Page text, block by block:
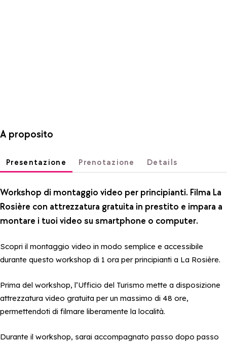
A proposito
Presentazione Prenotazione Details
Workshop di montaggio video per principianti. Filma La
Rosière con attrezzatura gratuita in prestito e impara a
montare i tuoi video su smartphone o computer.
Scopri il montaggio video in modo semplice e accessibile
durante questo workshop di 1 ora per principianti a La Rosière.
Prima del workshop, l’Ufficio del Turismo mette a disposizione
attrezzatura video gratuita per un massimo di 48 ore,
permettendoti di filmare liberamente la località.
Durante il workshop, sarai accompagnato passo dopo passo